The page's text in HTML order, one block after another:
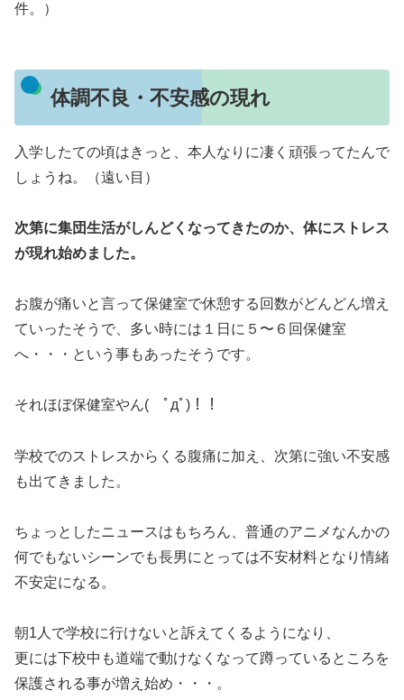
件。）
体調不良・不安感の現れ
入学したての頃はきっと、本人なりに凄く頑張ってたんで
しょうね。（遠い目）
次第に集団生活がしんどくなってきたのか、体にストレス
が現れ始めました。
お腹が痛いと言って保健室で休憩する回数がどんどん増え
ていったそうで、多い時には１日に５〜６回保健室
へ・・・という事もあったそうです。
それほぼ保健室やん( ﾟдﾟ)！！
学校でのストレスからくる腹痛に加え、次第に強い不安感
も出てきました。
ちょっとしたニュースはもちろん、普通のアニメなんかの
何でもないシーンでも長男にとっては不安材料となり情緒
不安定になる。
朝1人で学校に行けないと訴えてくるようになり、
更には下校中も道端で動けなくなって蹲っているところを
保護される事が増え始め・・・。